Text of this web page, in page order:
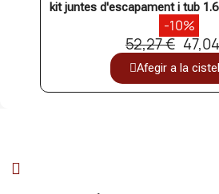
kit juntes d'escapament i tub
-10%
52,27 €
Afegir a la